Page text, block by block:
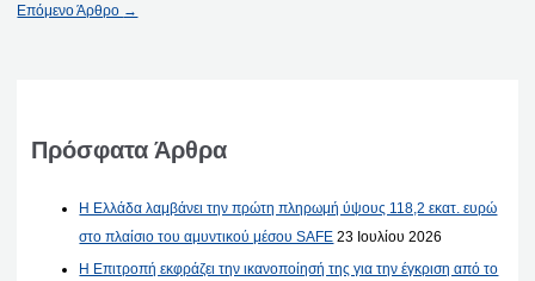
Επόμενο Άρθρο →
Πρόσφατα Άρθρα
Η Ελλάδα λαμβάνει την πρώτη πληρωμή ύψους 118,2 εκατ. ευρώ
στο πλαίσιο του αμυντικού μέσου SAFE 23 Ιουλίου 2026
Η Επιτροπή εκφράζει την ικανοποίησή της για την έγκριση από το